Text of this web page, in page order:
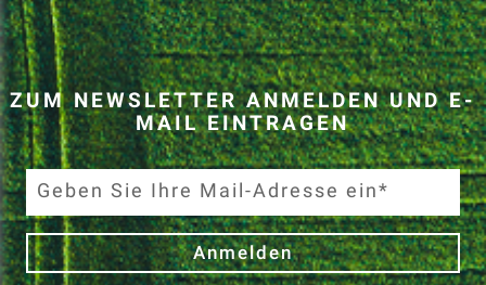
ZUM NEWSLETTER ANMELDEN UND E-
MAIL EINTRAGEN
Anmelden